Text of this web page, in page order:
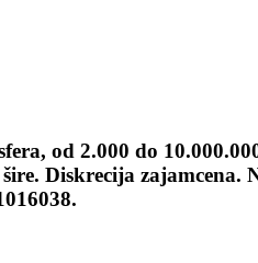
od 2.000 do
Diskrecija zajamcena.